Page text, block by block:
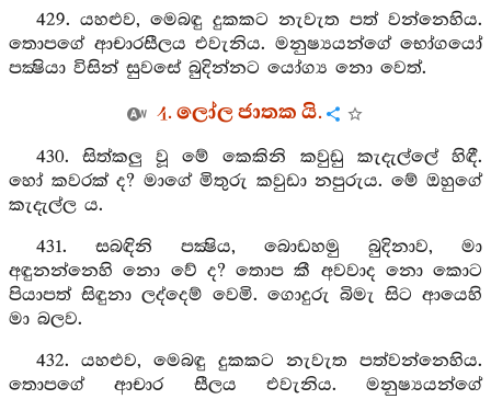
429. යහළුව, මෙබඳු දුකකට නැවැත පත් වන්නෙහිය.
තොපගේ ආචාරසීලය එවැනිය. මනුෂ්‍යයන්ගේ භෝගයෝ
පක්‍ෂියා විසින් සුවසේ බුදින්නට යෝග්‍ය නො වෙත්.
4. ලෝල ජාතක යි.
430. සිත්කලු වූ මේ කෙකිනි කවුඩු කැදැල්ලේ හිඳී.
හෝ කවරක් ද? මාගේ මිතුරු කවුඩා නපුරුය. මේ ඔහුගේ
කැදැල්ල ය.
431. සබඳිනි පක්‍ෂිය, බොඩහමු බුදිනාව, මා
අඳුනන්නෙහි නො වේ ද? තොප කී අවවාද නො කොට
පියාපත් සිඳුනා ලද්දෙම් වෙමි. ගොදුරු බිමැ සිට ආයෙහි
මා බලව.
432. යහළුව, මෙබඳු දුකකට නැවැත පත්වන්නෙහිය.
තොපගේ ආචාර සීලය එවැනිය. මනුෂ්‍යයන්ගේ